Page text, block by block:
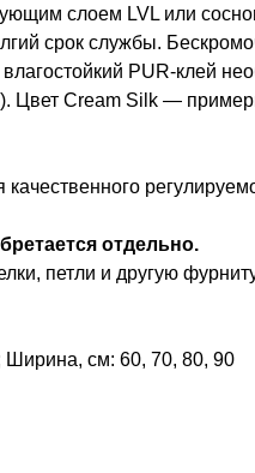
слоем LVL или
срок службы.
PUR-клей
Цвет Cream Silk —
отдельно.
петли и другую
см: 60, 70, 80, 90